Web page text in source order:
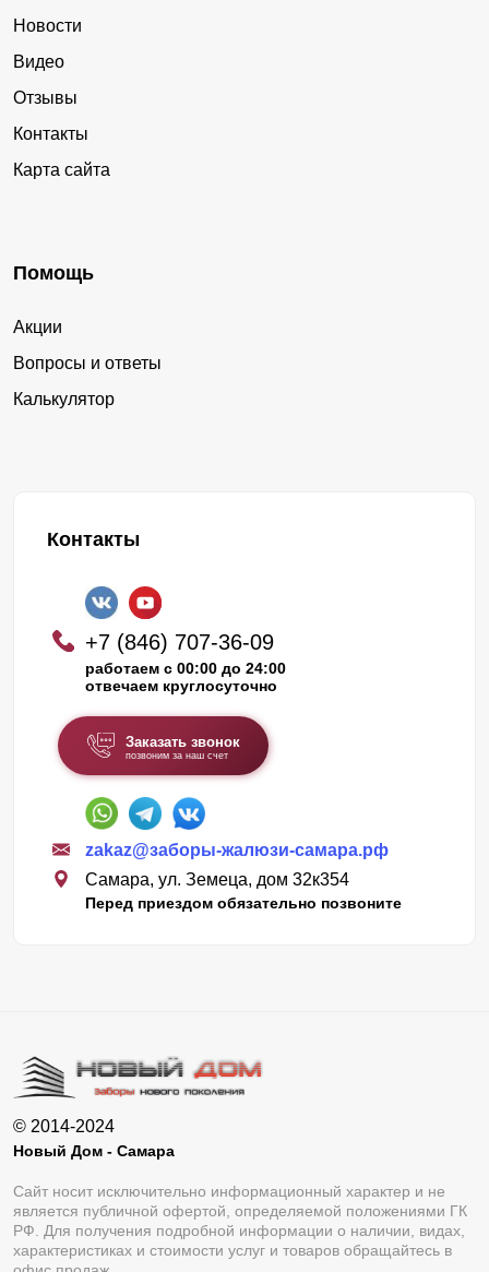
Новости
Видео
Отзывы
Контакты
Карта сайта
Помощь
Акции
Вопросы и ответы
Калькулятор
Контакты
+7 (846) 707-36-09
работаем с 00:00 до 24:00
отвечаем круглосуточно
Заказать звонок
позвоним за наш счет
zakaz@заборы-жалюзи-самара.рф
Самара, ул. Земеца, дом 32к354
Перед приездом обязательно позвоните
© 2014-2024
Новый Дом - Самара
Сайт носит исключительно информационный характер и не
является публичной офертой, определяемой положениями ГК
РФ. Для получения подробной информации о наличии, видах,
характеристиках и стоимости услуг и товаров обращайтесь в